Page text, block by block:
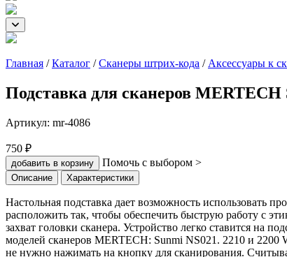
Главная /Каталог /Сканеры штрих-кода / Аксессуары к
Подставка для сканеров
Артикул: mr-4086
750 ₽
добавить в корзину Помочь с выбором >
Описание Характеристики
Настольная подставка дает возможность использовать
расположить так, чтобы обеспечить быструю работу с
захват головки сканера. Устройство легко ставится на
моделей сканеров MERTECH: Sunmi NS021. 2210 и 2200
не нужно нажимать на кнопку для сканирования.